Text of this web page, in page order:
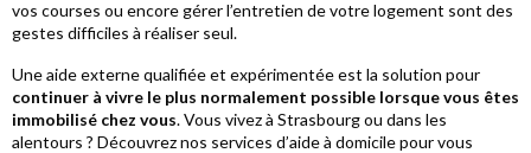
vos courses ou encore gérer l’entretien de votre logement sont des
gestes difficiles à réaliser seul.
Une aide externe qualifiée et expérimentée est la solution pour
continuer à vivre le plus normalement possible lorsque vous êtes
immobilisé chez vous. Vous vivez à Strasbourg ou dans les
alentours ? Découvrez nos services d’aide à domicile pour vous